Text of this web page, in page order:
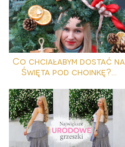
Co chciałabym dostać na
Święta pod choinkę?...